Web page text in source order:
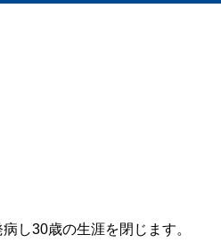
し30歳の生涯を閉じます。